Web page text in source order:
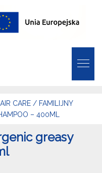
CARE / FAMILIJNY
– 400ML
greasy